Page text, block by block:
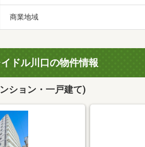
商業地域
ドル川口の物件情報
ション・一戸建て)